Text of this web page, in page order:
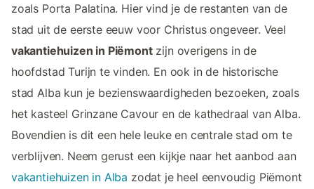
zoals Porta Palatina. Hier vind je de restanten van de
stad uit de eerste eeuw voor Christus ongeveer. Veel
vakantiehuizen in Piëmontzijn overigens in de
hoofdstad Turijn te vinden. En ook in de historische
stad Alba kun je bezienswaardigheden bezoeken, zoals
het kasteel Grinzane Cavour en de kathedraal van Alba.
Bovendien is dit een hele leuke en centrale stad om te
verblijven. Neem gerust een kijkje naar het aanbod aan
vakantiehuizen in Alba zodat je heel eenvoudig Piëmont